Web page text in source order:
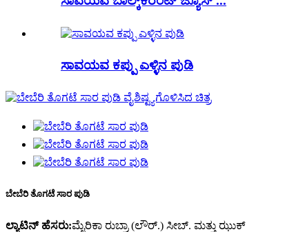
ಸಾವಯವ ಕಪ್ಪು ಎಳ್ಳಿನ ಪುಡಿ
ಬೇಬೆರಿ ತೊಗಟೆ ಸಾರ ಪುಡಿ
ಲ್ಯಾಟಿನ್ ಹೆಸರು:ಮೈರಿಕಾ ರುಬ್ರಾ (ಲೌರ್.) ಸೀಬ್. ಮತ್ತು ಝುಕ್